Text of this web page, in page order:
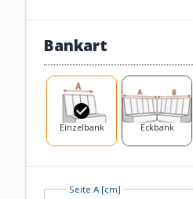
Bankart
Einzelbank Eckbank
Seite A [cm]